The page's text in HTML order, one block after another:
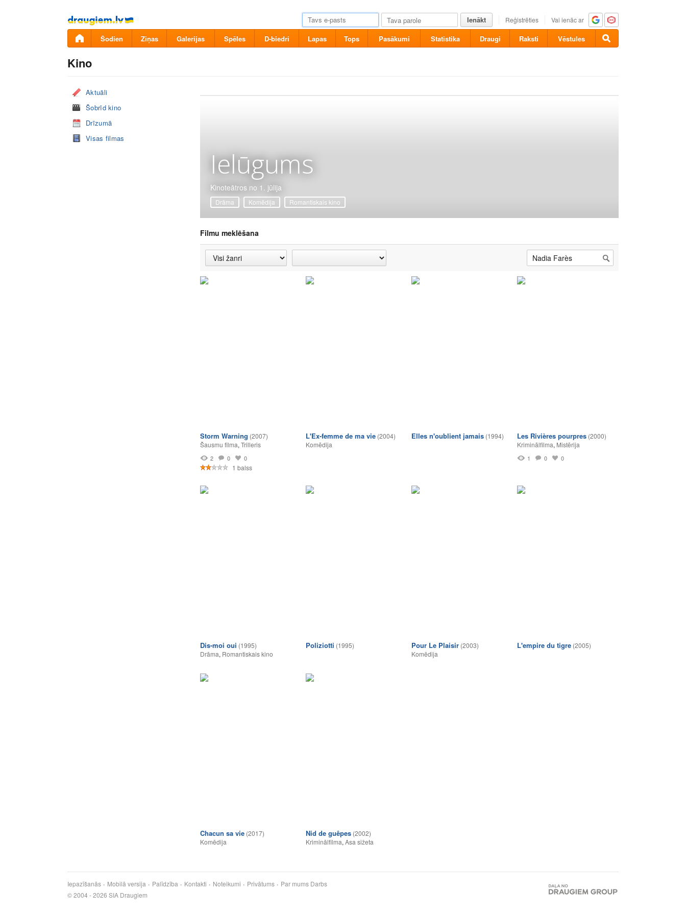
Pāriet
uz
saturu
Ienākt Reģistrēties Vai ienāc ar
Šodien Ziņas Galerijas Spēles D-biedri Lapas Tops Pasākumi Statistika Draugi Raksti Vēstules
Kino
Aktuāli
Šobrīd kino
Drīzumā
Visas filmas
Ielūgums
Kinoteātros no 1. jūlija
Drāma Komēdija Romantiskais kino
Filmu meklēšana
Storm Warning (2007)
Šausmu filma, Trilleris
2 0 0
1 balss
L'Ex-femme de ma vie (2004)
Komēdija
Elles n'oublient jamais (1994) Les Rivières pourpres (2000)
Kriminālfilma, Mistērija
1 0 0
Dis-moi oui (1995)
Drāma, Romantiskais kino
Poliziotti (1995) Pour Le Plaisir (2003)
Komēdija
L'empire du tigre (2005)
Chacun sa vie (2017)
Komēdija
Nid de guêpes (2002)
Kriminālfilma, Asa sižeta
Iepazīšanās Mobilā versija Palīdzība Kontakti Noteikumi Privātums Par mums Darbs
© 2004 - 2026 SIA Draugiem